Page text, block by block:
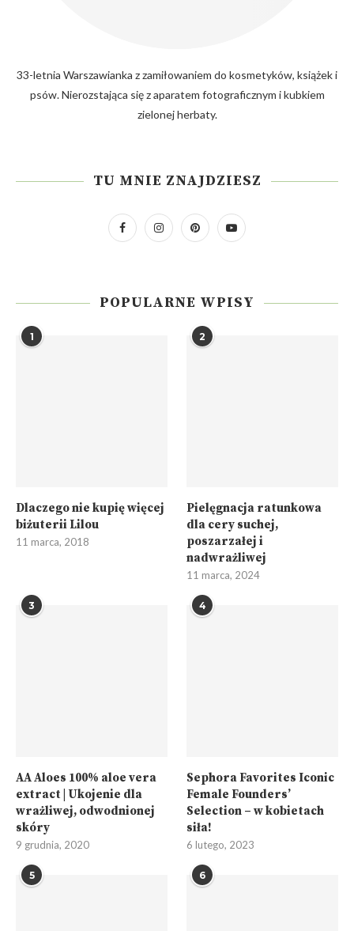
33-letnia Warszawianka z zamiłowaniem do kosmetyków, książek i
psów. Nierozstająca się z aparatem fotograficznym i kubkiem
zielonej herbaty.
TU MNIE ZNAJDZIESZ
POPULARNE WPISY
1
Dlaczego nie kupię więcej
biżuterii Lilou
11 marca, 2018
2
Pielęgnacja ratunkowa
dla cery suchej,
poszarzałej i
nadwrażliwej
11 marca, 2024
3
AA Aloes 100% aloe vera
extract | Ukojenie dla
wrażliwej, odwodnionej
skóry
9 grudnia, 2020
4
Sephora Favorites Iconic
Female Founders’
Selection – w kobietach
siła!
6 lutego, 2023
5 6